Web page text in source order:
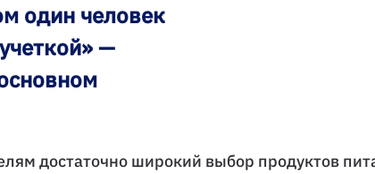
один человек
—
достаточно широкий выбор продуктов